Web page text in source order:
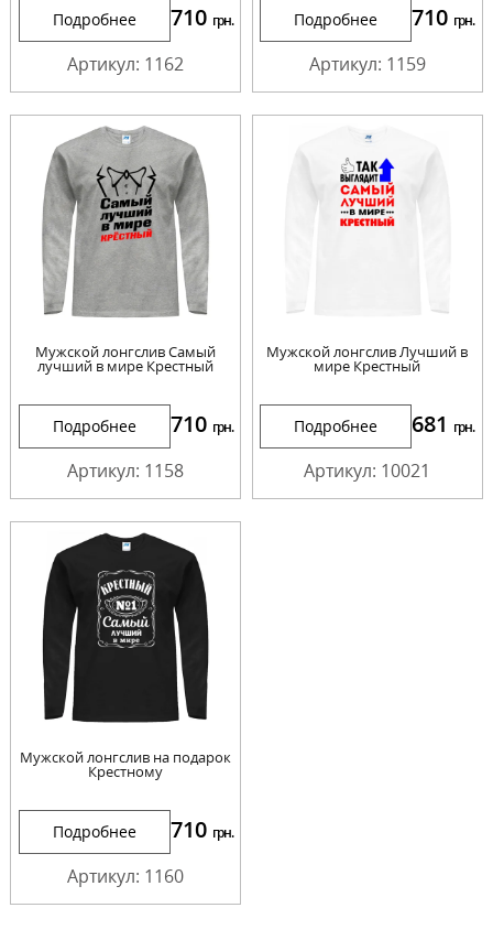
Подробнее 710 грн.
Артикул: 1162
Подробнее 710 грн.
Артикул: 1159
Мужской лонгслив Самый
лучший в мире Крестный
Подробнее 710 грн.
Артикул: 1158
Мужской лонгслив Лучший в
мире Крестный
Подробнее 681 грн.
Артикул: 10021
Мужской лонгслив на подарок
Крестному
Подробнее 710 грн.
Артикул: 1160